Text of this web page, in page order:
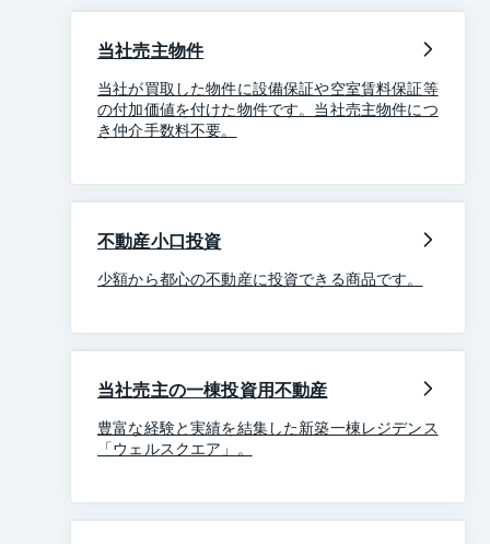
当社売主物件
当社が買取した物件に設備保証や空室賃料保証等
の付加価値を付けた物件です。当社売主物件につ
き仲介手数料不要。
不動産小口投資
少額から都心の不動産に投資できる商品です。
当社売主の一棟投資用不動産
豊富な経験と実績を結集した新築一棟レジデンス
「ウェルスクエア」。